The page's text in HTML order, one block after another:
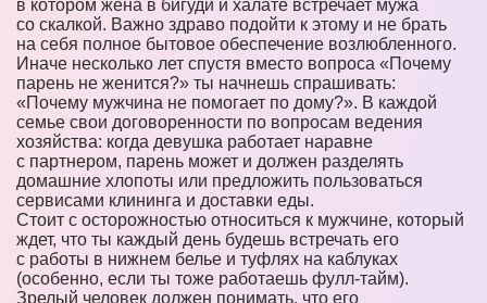
в котором жена в бигуди и халате встречает мужа
со скалкой. Важно здраво подойти к этому и не брать
на себя полное бытовое обеспечение возлюбленного.
Иначе несколько лет спустя вместо вопроса «Почему
парень не женится?» ты начнешь спрашивать:
«Почему мужчина не помогает по дому?». В каждой
семье свои договоренности по вопросам ведения
хозяйства: когда девушка работает наравне
с партнером, парень может и должен разделять
домашние хлопоты или предложить пользоваться
сервисами клининга и доставки еды.
Стоит с осторожностью относиться к мужчине, который
ждет, что ты каждый день будешь встречать его
с работы в нижнем белье и туфлях на каблуках
(особенно, если ты тоже работаешь фулл-тайм).
Зрелый человек должен понимать, что его